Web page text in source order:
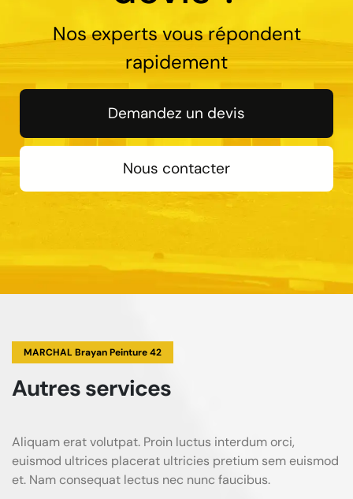
Nos experts vous répondent
rapidement
Demandez un devis
Nous contacter
MARCHAL Brayan Peinture 42
Autres services
Aliquam erat volutpat. Proin luctus interdum orci,
euismod ultrices placerat ultricies pretium sem euismod
et. Nam consequat lectus nec nunc faucibus.